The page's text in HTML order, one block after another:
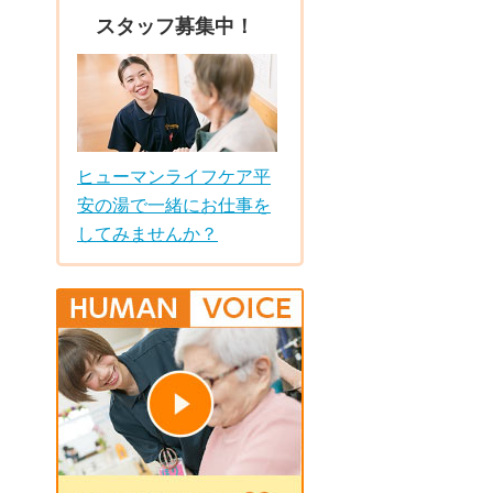
スタッフ募集中！
ヒューマンライフケア平
安の湯で一緒にお仕事を
してみませんか？